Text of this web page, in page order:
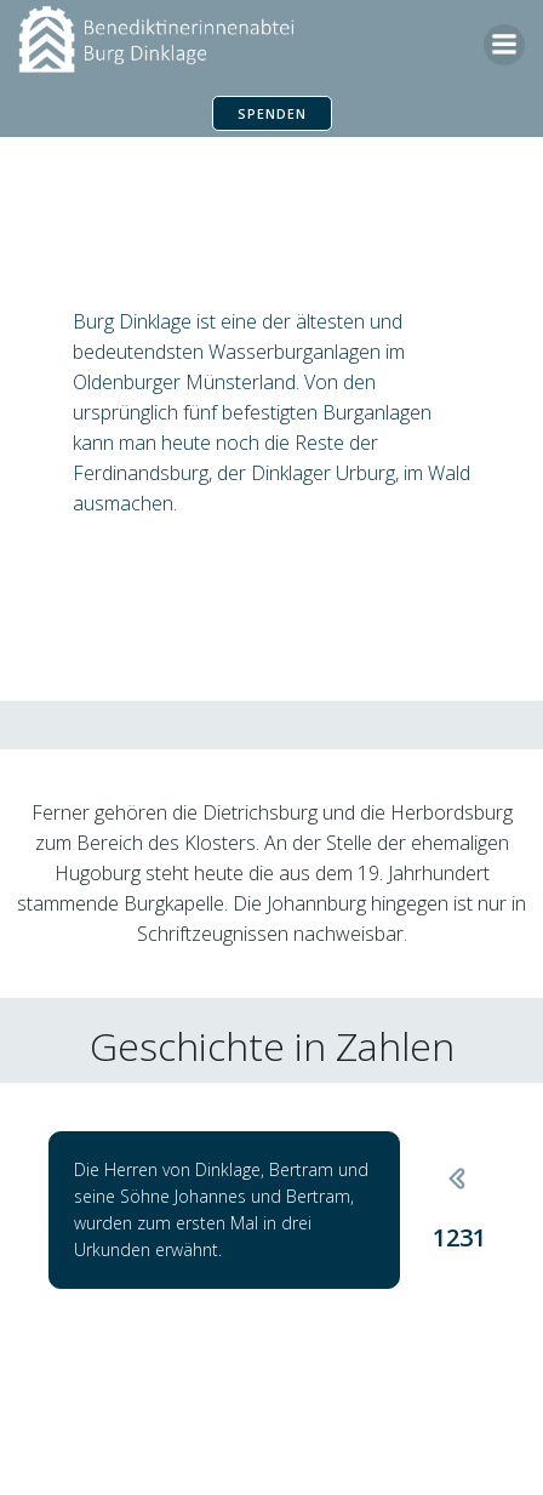
Zum
Inhalt
SPENDEN
Burg Dinklage ist eine der ältesten und
bedeutendsten Wasserburganlagen im
Oldenburger Münsterland. Von den
ursprünglich fünf befestigten Burganlagen
kann man heute noch die Reste der
Ferdinandsburg, der Dinklager Urburg, im Wald
ausmachen.
Ferner gehören die Dietrichsburg und die Herbordsburg
zum Bereich des Klosters. An der Stelle der ehemaligen
Hugoburg steht heute die aus dem 19. Jahrhundert
stammende Burgkapelle. Die Johannburg hingegen ist nur in
Schriftzeugnissen nachweisbar.
Geschichte in Zahlen
1231
Die Herren von Dinklage, Bertram und
seine Söhne Johannes und Bertram,
wurden zum ersten Mal in drei
Urkunden erwähnt.